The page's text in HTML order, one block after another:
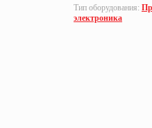
Тип оборудования:
электроника